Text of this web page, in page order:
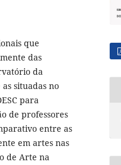
que
das
da
situadas no
para
de professores
entre as
em artes nas
de Arte na